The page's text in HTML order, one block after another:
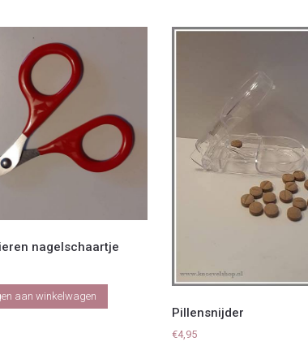
nagelschaartje
aan winkelwagen
Pillensnijder
€4,95